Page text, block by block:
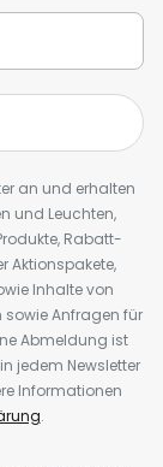
an und erhalten
und Leuchten,
Rabatt-
Aktionspakete,
Inhalte von
Anfragen für
Abmeldung ist
jedem Newsletter
Informationen
.